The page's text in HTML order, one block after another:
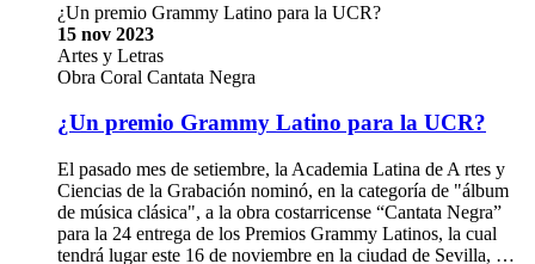
¿Un premio Grammy Latino para la UCR?
15 nov 2023
Artes y Letras
Obra Coral Cantata Negra
¿Un premio Grammy Latino para la UCR?
El pasado mes de setiembre, la Academia Latina de A rtes y
Ciencias de la Grabación nominó, en la categoría de "álbum
de música clásica", a la obra costarricense “Cantata Negra”
para la 24 entrega de los Premios Grammy Latinos, la cual
tendrá lugar este 16 de noviembre en la ciudad de Sevilla, …